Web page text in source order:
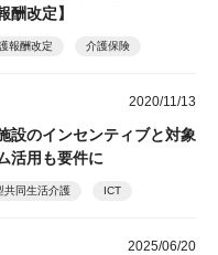
酬改定】
報酬改定 介護保険
2020/11/13
設のインセンティブと対象
活用も要件に
共同生活介護 ICT
2025/06/20